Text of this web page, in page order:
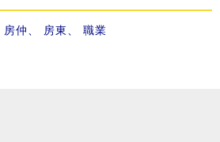
房仲 房東 職業